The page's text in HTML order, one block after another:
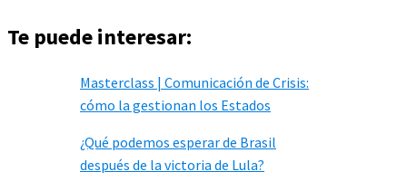
Te puede interesar:
Masterclass | Comunicación de Crisis:
cómo la gestionan los Estados
¿Qué podemos esperar de Brasil
después de la victoria de Lula?